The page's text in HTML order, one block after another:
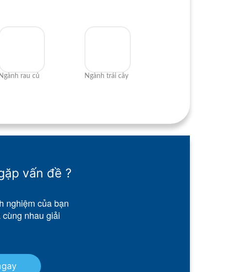
Ngành rau củ Ngành trái cây
vấn đề ?
nghiệm của bạn
nhau giải